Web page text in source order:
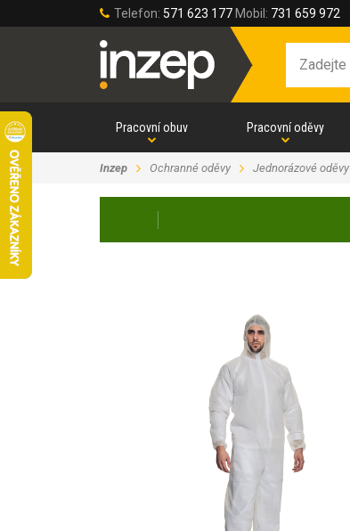
Telefon: 571 623 177 Mobil: 731 659 972
Pracovní obuv Pracovní oděvy
Inzep Ochranné oděvy Jednorázové oděvy